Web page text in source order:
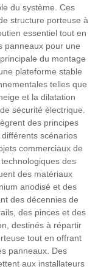
du système. Ces
structure porteuse à
essentiel tout en
panneaux pour une
du montage
plateforme stable
telles que
et la dilatation
sécurité électrique.
des principes
scénarios
commerciaux de
des
des matériaux
anodisé et des
des décennies de
des pinces et des
destinés à répartir
tout en offrant
panneaux. Des
aux installateurs